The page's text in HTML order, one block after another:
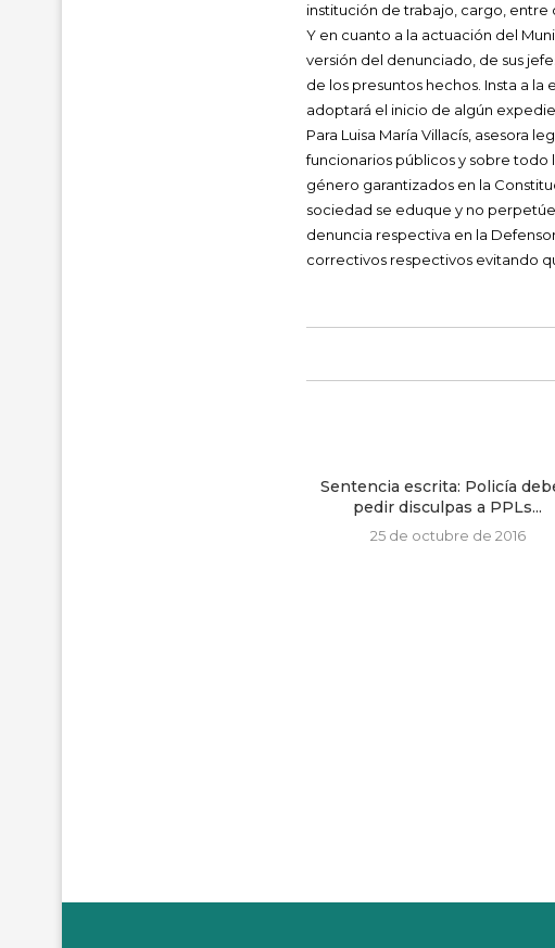
institución de trabajo, cargo, entre
Y en cuanto a la actuación del
versión del denunciado, de sus
de los presuntos hechos. Insta a
adoptará el inicio de algún
Para Luisa María Villacís, asesora
funcionarios públicos y sobre todo
género garantizados en la
sociedad se eduque y no
denuncia respectiva en la
correctivos respectivos evitando